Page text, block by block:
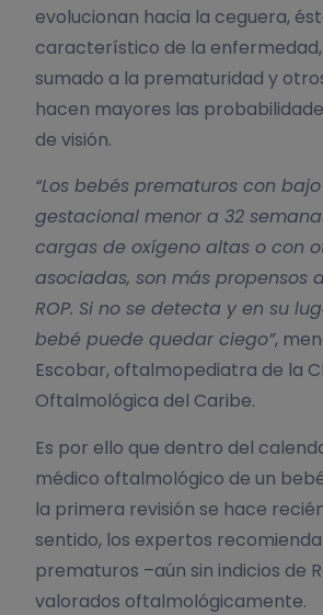
evolucionan hacia la ceguera,
característico de la
sumado a la prematuridad y
hacen mayores las
de visión.
“Los bebés prematuros con
gestacional menor a 32
cargas de oxígeno altas o con
asociadas, son más propensos
ROP. Si no se detecta y en su
bebé puede quedar ciego”,
Escobar, oftalmopediatra de la
Oftalmológica del Caribe.
Es por ello que dentro del
médico oftalmológico de un
la primera revisión se hace
sentido, los expertos
prematuros –aún sin indicios de
valorados oftalmológicamente.